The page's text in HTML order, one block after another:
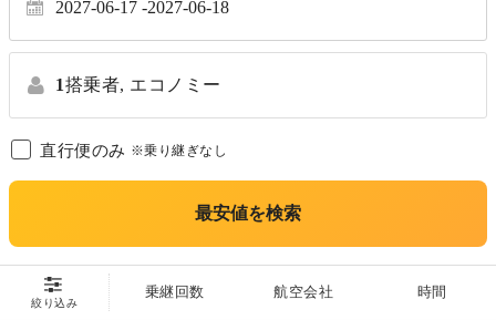
2027-06-17 2027-06-18
1搭乗者, エコノミー
直行便のみ ※乗り継ぎなし
最安値を検索
絞り込み
乗継回数 航空会社 時間